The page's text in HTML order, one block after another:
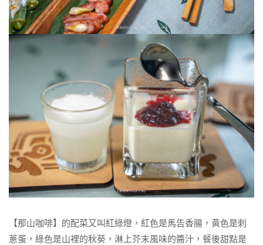
【那山咖啡】的配菜又叫紅綠燈，紅色是馬告香腸，黃色是刺
蔥蛋，綠色是山裡的秋葵，淋上芥末風味的醬汁，餐後甜點是